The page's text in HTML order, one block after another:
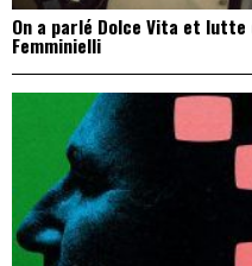
On a parlé Dolce Vita et lutte
Femminielli